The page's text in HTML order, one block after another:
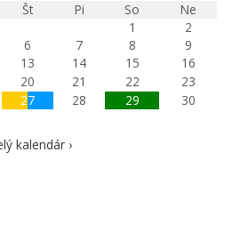
Št Pi So
Ne
1
2
6 7 8
9
13 14 15
16
20 21 22
23
27 28 29
30
kalendár ›